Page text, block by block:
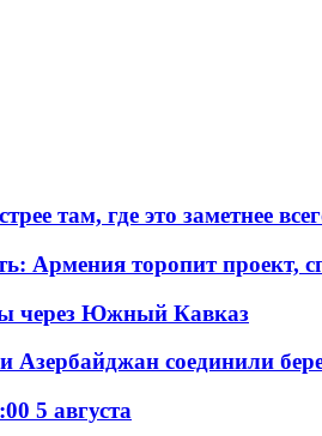
там, где это заметнее
Армения торопит
через Южный Кавказ
соединили
5 августа